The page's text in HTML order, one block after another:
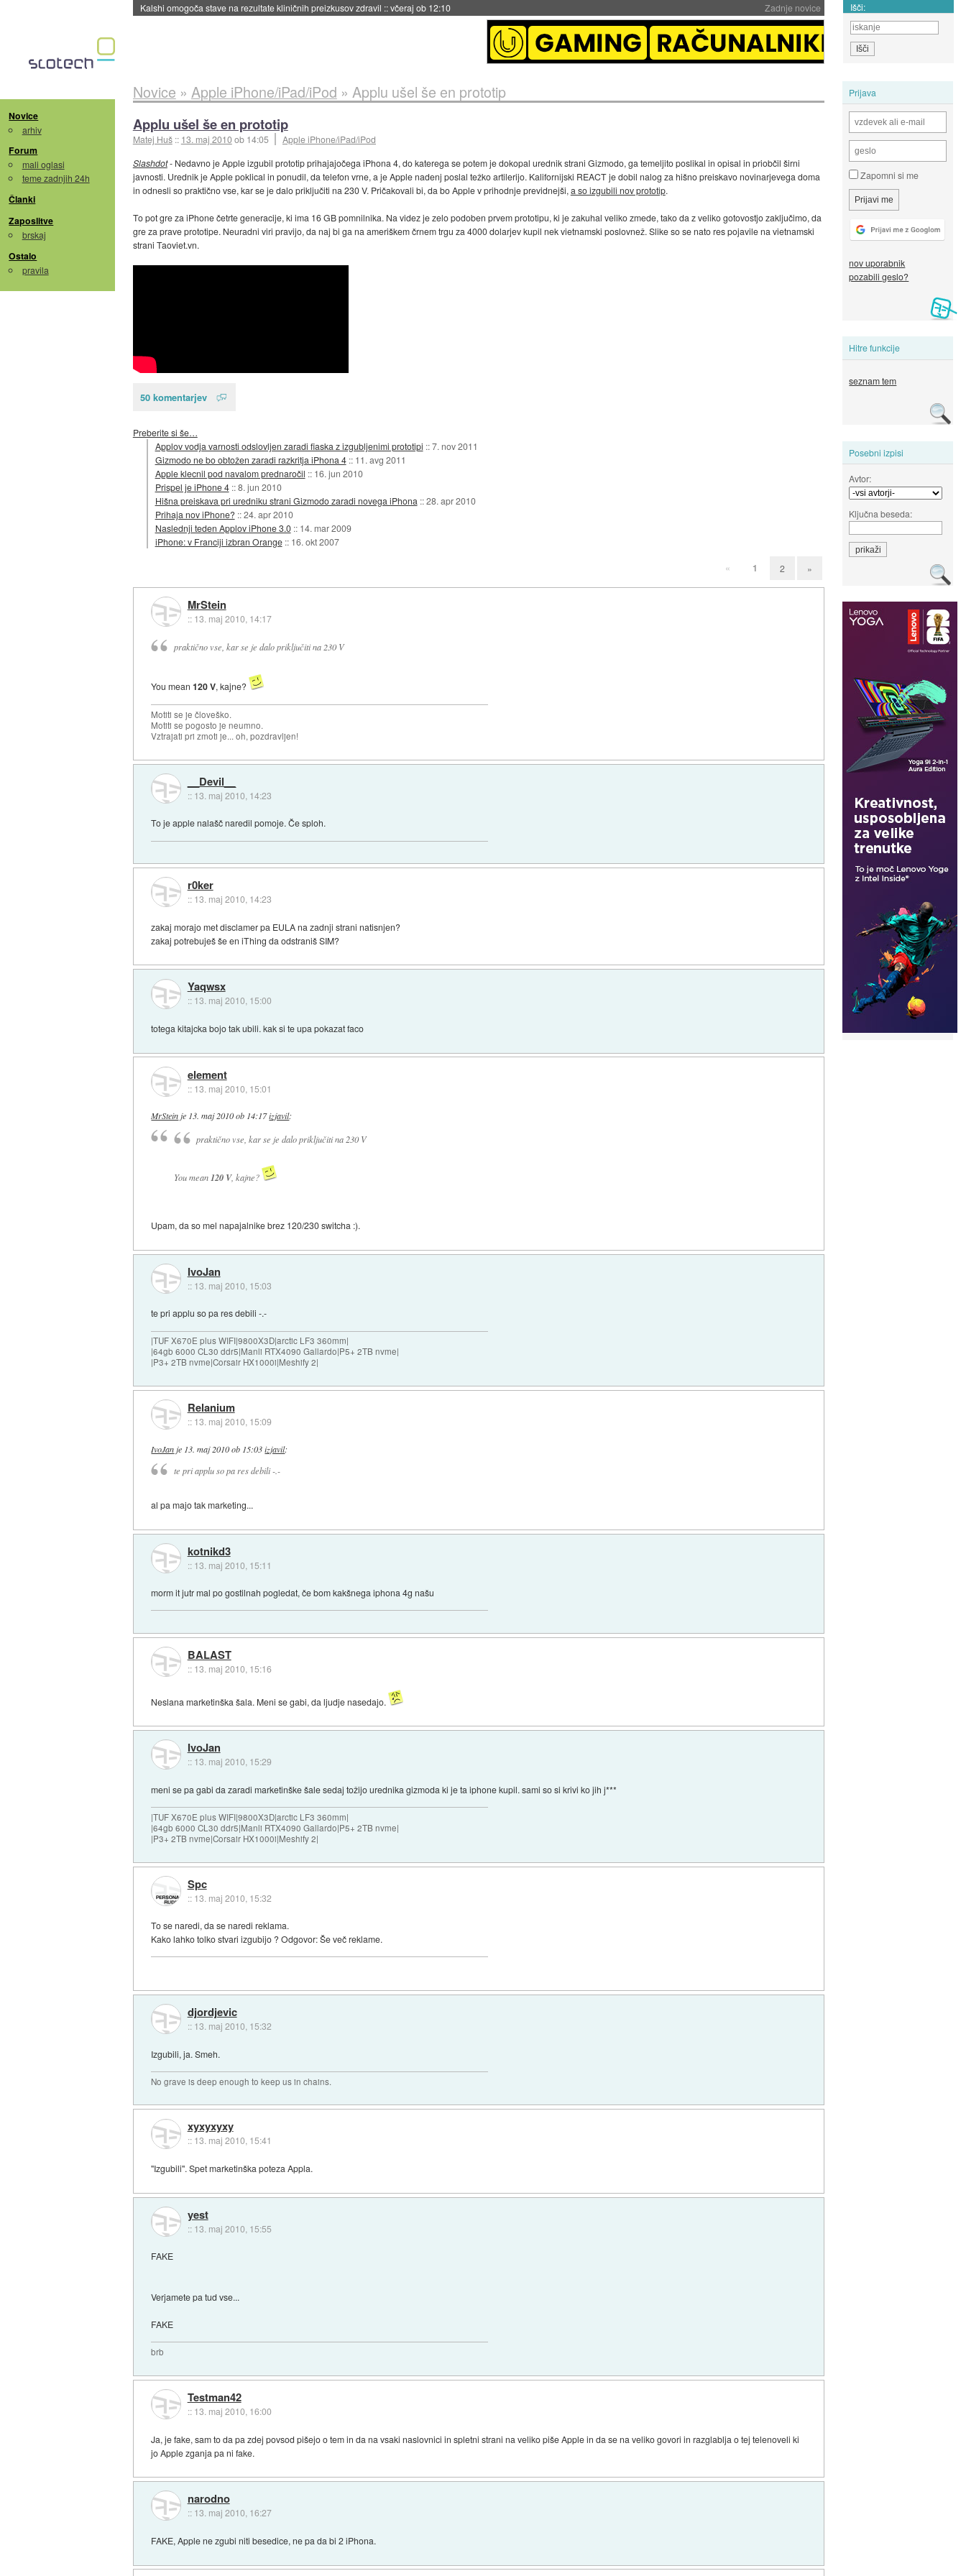
Zadnje novice
Sandisk že prodal več kot polovico SSD-jev za naslednji dve leti::včeraj ob 11:37 Išči:
Novice
arhiv
Forum
mali oglasi
teme zadnjih 24h
Članki
Zaposlitve
brskaj
Ostalo
pravila
Prijava
Zapomni si me
nov uporabnik
pozabili geslo?
Hitre funkcije
seznam tem
Posebni izpisi
Avtor:
Ključna beseda:
Novice » Apple iPhone/iPad/iPod » Applu ušel še en prototip
Applu ušel še en prototip
Matej Huš :: 13. maj 2010ob 14:05
Apple iPhone/iPad/iPod
Slashdot- Nedavno je Apple izgubil prototip prihajajočega iPhona 4, do katerega se potem je dokopal urednik strani Gizmodo, ga temeljito poslikal in opisal in priobčil širni
javnosti. Urednik je Apple poklical in ponudil, da telefon vrne, a je Apple nadenj poslal težko artilerijo. Kalifornijski REACT je dobil nalog za hišno preiskavo novinarjevega doma
in odnesli so praktično vse, kar se je dalo priključiti na 230 V. Pričakovali bi, da bo Apple v prihodnje previdnejši, a so izgubili nov prototip.
To pot gre za iPhone četrte generacije, ki ima 16 GB pomnilnika. Na videz je zelo podoben prvem prototipu, ki je zakuhal veliko zmede, tako da z veliko gotovostjo zaključimo, da
gre za prave prototipe. Neuradni viri pravijo, da naj bi ga na ameriškem črnem trgu za 4000 dolarjev kupil nek vietnamski poslovnež. Slike so se nato res pojavile na vietnamski
strani Taoviet.vn.
50 komentarjev
Preberite si še…
Applov vodja varnosti odslovljen zaradi fiaska z izgubljenimi prototipi ::7. nov 2011
Gizmodo ne bo obtožen zaradi razkritja iPhona 4 :: 11. avg 2011
Apple klecnil pod navalom prednaročil :: 16. jun 2010
Prispel je iPhone 4 ::8. jun 2010
Hišna preiskava pri uredniku strani Gizmodo zaradi novega iPhona ::28. apr 2010
Prihaja nov iPhone? ::24. apr 2010
Naslednji teden Applov iPhone 3.0 :: 14. mar 2009
iPhone: v Franciji izbran Orange :: 16. okt 2007
« 1 2 »
MrStein
:: 13. maj 2010, 14:17
praktično vse, kar se je dalo priključiti na 230 V
You mean120 V, kajne?
Motiti se je človeško.
Motiti se pogosto je neumno.
Vztrajati pri zmoti je... oh, pozdravljen!
__Devil__
:: 13. maj 2010, 14:23
To je apple nalašč naredil pomoje. Če sploh.
r0ker
:: 13. maj 2010, 14:23
zakaj morajo met disclamer pa EULA na zadnji strani natisnjen?
zakaj potrebuješ še en iThing da odstraniš SIM?
Yaqwsx
:: 13. maj 2010, 15:00
totega kitajcka bojo tak ubili. kak si te upa pokazat faco
element
:: 13. maj 2010, 15:01
MrSteinje 13. maj 2010 ob 14:17izjavil:
praktično vse, kar se je dalo priključiti na 230 V
You mean120 V, kajne?
Upam, da so mel napajalnike brez 120/230 switcha :).
IvoJan
:: 13. maj 2010, 15:03
te pri applu so pa res debili -.-
|TUF X670E plus WIFI|9800X3D|arctic LF3 360mm|
|64gb 6000 CL30 ddr5|Manli RTX4090 Gallardo|P5+ 2TB nvme|
|P3+ 2TB nvme|Corsair HX1000i|Meshify 2|
Relanium
:: 13. maj 2010, 15:09
IvoJan je 13. maj 2010 ob 15:03 izjavil:
te pri applu so pa res debili -.-
al pa majo tak marketing...
kotnikd3
:: 13. maj 2010, 15:11
morm it jutr mal po gostilnah pogledat, če bom kakšnega iphona 4g našu
BALAST
:: 13. maj 2010, 15:16
Neslana marketinška šala. Meni se gabi, da ljudje nasedajo.
IvoJan
:: 13. maj 2010, 15:29
meni se pa gabi da zaradi marketinške šale sedaj tožijo urednika gizmoda ki je ta iphone kupil. sami so si krivi ko jih j***
|TUF X670E plus WIFI|9800X3D|arctic LF3 360mm|
|64gb 6000 CL30 ddr5|Manli RTX4090 Gallardo|P5+ 2TB nvme|
|P3+ 2TB nvme|Corsair HX1000i|Meshify 2|
Spc
:: 13. maj 2010, 15:32
To se naredi, da se naredi reklama.
Kako lahko tolko stvari izgubijo ? Odgovor: Še več reklame.
djordjevic
:: 13. maj 2010, 15:32
Izgubili, ja. Smeh.
No grave is deep enough to keep us in chains.
xyxyxyxy
:: 13. maj 2010, 15:41
"Izgubili". Spet marketinška poteza Appla.
yest
:: 13. maj 2010, 15:55
FAKE
Verjamete pa tud vse...
FAKE
brb
Testman42
:: 13. maj 2010, 16:00
Ja, je fake, sam to da pa zdej povsod pišejo o tem in da na vsaki naslovnici in spletni strani na veliko piše Apple in da se na veliko govori in razglablja o tej telenoveli ki
jo Apple zganja pa ni fake.
narodno
:: 13. maj 2010, 16:27
FAKE, Apple ne zgubi niti besedice, ne pa da bi 2 iPhona.